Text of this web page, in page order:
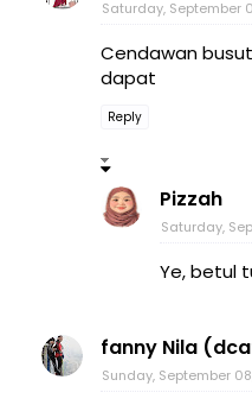
Saturday, September
Cendawan
dapat
Reply
Pizzah
Saturday,
Ye, betul
fanny Nila
Sunday, September